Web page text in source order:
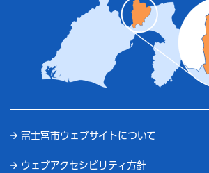
富士宮市ウェブサイトについて
ウェブアクセシビリティ方針